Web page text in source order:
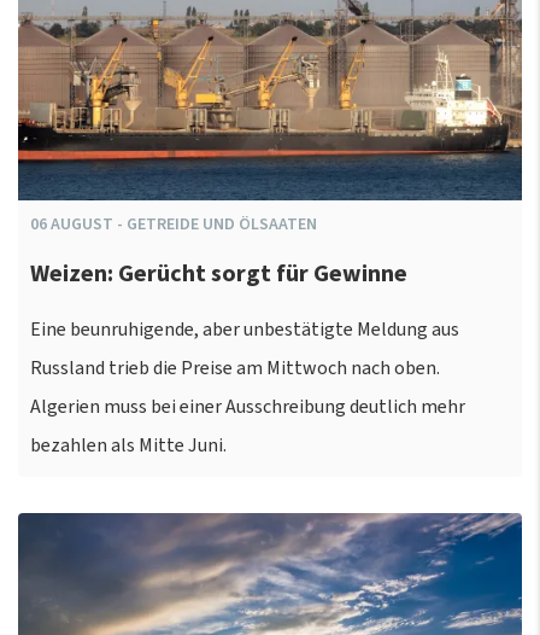
06AUGUST - GETREIDE UND ÖLSAATEN
Weizen: Gerücht sorgt für Gewinne
Eine beunruhigende, aber unbestätigte Meldung aus
Russland trieb die Preise am Mittwoch nach oben.
Algerien muss bei einer Ausschreibung deutlich mehr
bezahlen als Mitte Juni.